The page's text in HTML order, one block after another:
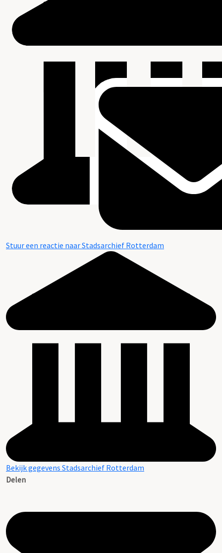
Beschrijving van de series en archiefbestanddelen
Stuur een reactie naar Stadsarchief Rotterdam
Bekijk gegevens Stadsarchief Rotterdam
Delen